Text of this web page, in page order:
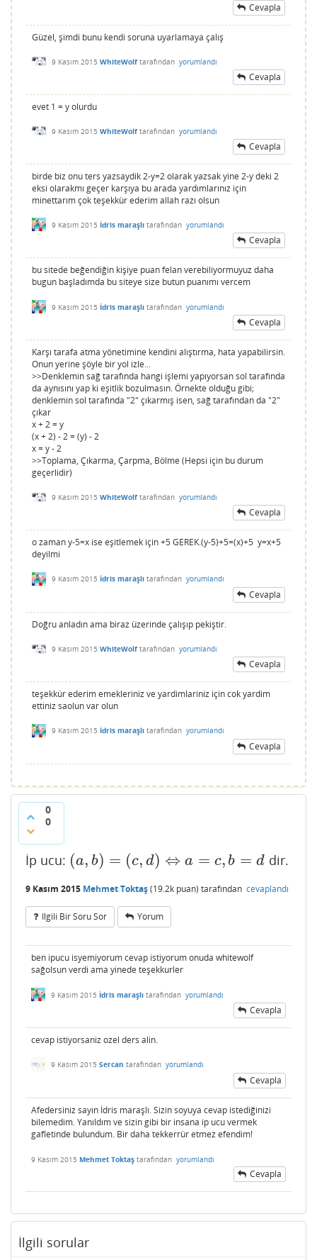
Cevapla
Güzel, şimdi bunu kendi soruna uyarlamaya çalış
9 Kasım 2015 WhiteWolf tarafından yorumlandı
Cevapla
evet 1 = y olurdu
9 Kasım 2015 WhiteWolf tarafından yorumlandı
Cevapla
birde biz onu ters yazsaydik 2-y=2 olarak yazsak yine 2-y deki 2
eksi olarakmı geçer karşıya bu arada yardımlarınız için
minettarım çok teşekkür ederim allah razı olsun
9 Kasım 2015 İdris maraşlı tarafından yorumlandı
Cevapla
bu sitede beğendiğin kişiye puan felan verebiliyormuyuz daha
bugun başladımda bu siteye size butun puanımı vercem
9 Kasım 2015 İdris maraşlı tarafından yorumlandı
Cevapla
Karşı tarafa atma yönetimine kendini alıştırma, hata yapabilirsin.
Onun yerine şöyle bir yol izle...
>>Denklemin sağ tarafında hangi işlemi yapıyorsan sol tarafında
da aynısını yap ki eşitlik bozulmasın. Örnekte olduğu gibi;
denklemin sol tarafında "2" çıkarmış isen, sağ tarafından da "2"
çıkar
x + 2 = y
(x + 2) - 2 = (y) - 2
x = y - 2
>>Toplama, Çıkarma, Çarpma, Bölme (Hepsi için bu durum
geçerlidir)
9 Kasım 2015 WhiteWolf tarafından yorumlandı
Cevapla
o zaman y-5=x ise eşitlemek için +5 GEREK.(y-5)+5=(x)+5 y=x+5
deyilmi
9 Kasım 2015 İdris maraşlı tarafından yorumlandı
Cevapla
Doğru anladın ama biraz üzerinde çalışıp pekiştir.
9 Kasım 2015 WhiteWolf tarafından yorumlandı
Cevapla
teşekkür ederim emekleriniz ve yardimlariniz için cok yardim
ettiniz saolun var olun
9 Kasım 2015 İdris maraşlı tarafından yorumlandı
Cevapla
0
0
İp ucu: (a, b) = (c, d) ⇔ a = c, b = d
(a,b )=( c,d ⇔a =c, b=d dir.
9 Kasım 2015 Mehmet Toktaş(19.2k puan) tarafından cevaplandı
Ilgili Bir Soru Sor Yorum
ben ipucu isyemiyorum cevap istiyorum onuda whitewolf
sağolsun verdi ama yinede teşekkurler
9 Kasım 2015 İdris maraşlı tarafından yorumlandı
Cevapla
cevap istiyorsaniz ozel ders alin.
9 Kasım 2015 Sercan tarafından yorumlandı
Cevapla
Afedersiniz sayın İdris maraşlı. Sizin soyuya cevap istediğinizi
bilemedim. Yanıldım ve sizin gibi bir insana ip ucu vermek
gafletinde bulundum. Bir daha tekkerrür etmez efendim!
9 Kasım 2015 Mehmet Toktaş tarafından yorumlandı
Cevapla
İlgili sorular